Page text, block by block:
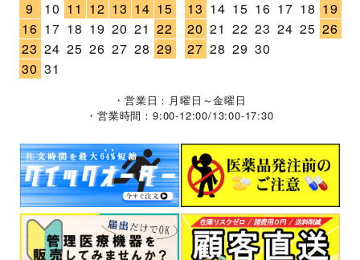
9
10 11 12 13 14 15
16 17 18 19 20 21 22
23 24 25 26 27 28 29
30 31
13 14 15 16 17 18 19
20 21 22 23 24 25 26
27 28 29 30
・営業日：月曜日～金曜日
・営業時間：9:00-12:00/13:00-17:30